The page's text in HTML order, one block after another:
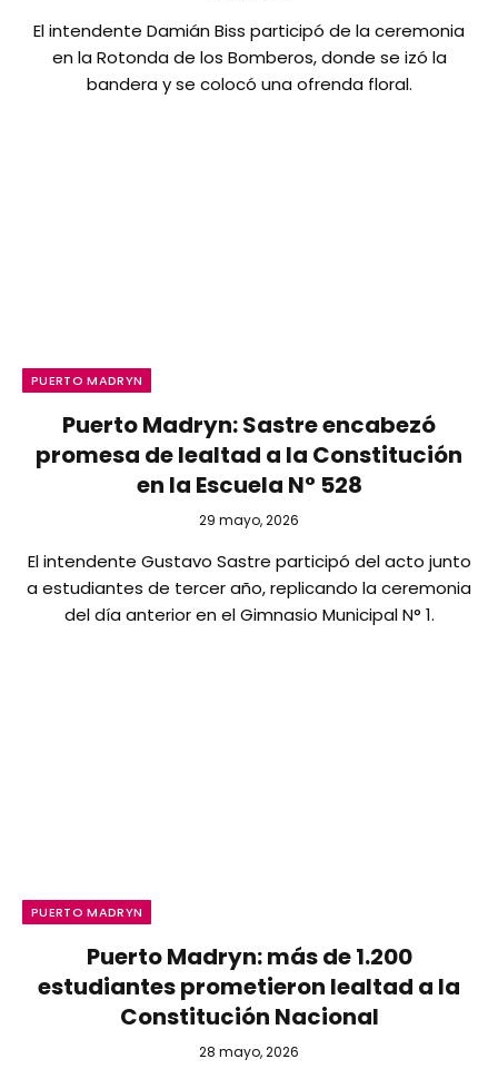
El intendente Damián Biss participó de la ceremonia
en la Rotonda de los Bomberos, donde se izó la
bandera y se colocó una ofrenda floral.
PUERTO MADRYN
Puerto Madryn: Sastre encabezó
promesa de lealtad a la Constitución
en la Escuela N° 528
29 mayo, 2026
El intendente Gustavo Sastre participó del acto junto
a estudiantes de tercer año, replicando la ceremonia
del día anterior en el Gimnasio Municipal N° 1.
PUERTO MADRYN
Puerto Madryn: más de 1.200
estudiantes prometieron lealtad a la
Constitución Nacional
28 mayo, 2026